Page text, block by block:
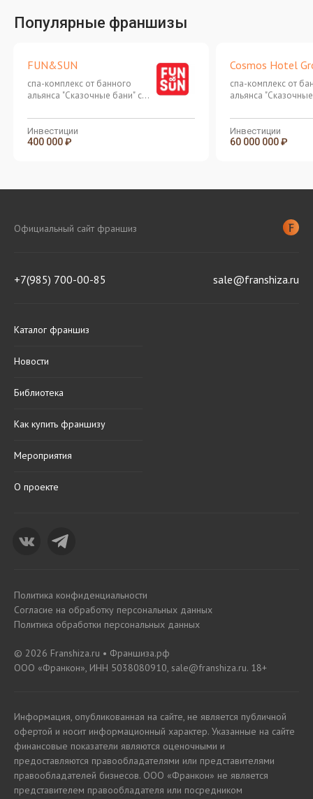
Популярные франшизы
FUN&SUN
спа-комплекс от банного
альянса "Сказочные бани" с
выстроенной экосистемой
отдыха
Инвестиции
400 000 ₽
Cosmos Hotel
спа-комплекс от
альянса
выстроенной
отдыха
Инвестиции
60 000 000 ₽
Официальный сайт франшиз
+7(985) 700-00-85 sale@franshiza.ru
Каталог франшиз
Новости
Библиотека
Как купить франшизу
Мероприятия
О проекте
Политика конфиденциальности
Согласие на обработку персональных данных
Политика обработки персональных данных
© 2026 Franshiza.ru • Франшиза.рф
ООО «Франкон», ИНН 5038080910, sale@franshiza.ru. 18+
Информация, опубликованная на сайте, не является публичной
офертой и носит информационный характер. Указанные на сайте
финансовые показатели являются оценочными и
предоставляются правообладателями или представителями
правообладателей бизнесов. ООО «Франкон» не является
представителем правообладателя или посредником